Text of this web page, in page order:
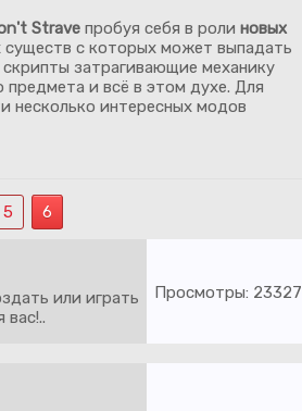
Strave пробуя себя в роли новых
существ с которых может выпадать
затрагивающие механику
и всё в этом духе. Для
несколько интересных модов
5 6
или играть
Просмотры: 23327